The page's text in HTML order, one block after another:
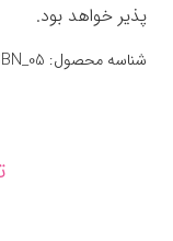
پذیر خواهد بود.
شناسه محصول: